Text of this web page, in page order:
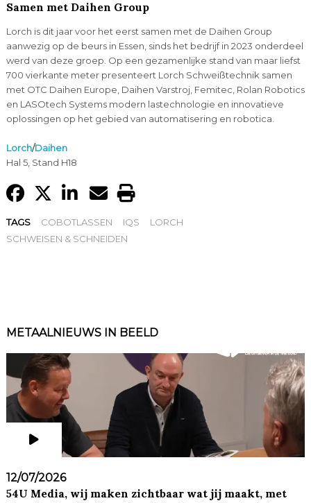
Samen met Daihen Group
Lorch is dit jaar voor het eerst samen met de Daihen Group
aanwezig op de beurs in Essen, sinds het bedrijf in 2023 onderdeel
werd van deze groep. Op een gezamenlijke stand van maar liefst
700 vierkante meter presenteert Lorch Schweißtechnik samen
met OTC Daihen Europe, Daihen Varstroj, Femitec, Rolan Robotics
en LASOtech Systems modern lastechnologie en innovatieve
oplossingen op het gebied van automatisering en robotica.
Lorch/Daihen
Hal 5, Stand H18
TAGS COBOTLASSEN IQS
LORCH
SCHWEISEN & SCHNEIDEN
METAALNIEUWS IN BEELD
12/07/2026
54U Media, wij maken zichtbaar wat jij maakt, met